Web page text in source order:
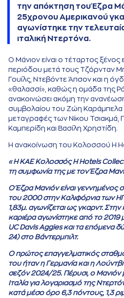
την απόκτηση του Έζρα
25χρονου Αμερικανού
αγωνίστηκε την
ιταλική Ντερτόνα.
Ο Μάνιον είναι ο τέταρτος ξένος
περιόδου μετά τους Τζόρνταν
Γουίλς, Ντεβόντε Άπσον και η
«θαλασσί», καθώς η ομάδα της
ανακοινώσει ακόμη την
συμβολαίου του Ζώη Καράμπελα
μεταγραφές των Νίκου Τσιακμά,
Καμπερίδη και Βασίλη Χρηστίδη.
Η ανακοίνωση του Κολοσσού H
«Η ΚΑΕ Κολοσσός H Hotels
τη συμφωνία της με τον Έζρα
Ο Έζρα Μανιόν είναι γεννημένος
του 2000 στην Καλιφόρνια των
1,83μ. αγωνίζεται ως γκαρντ.
καριέρα αγωνίστηκε από το 2019
UC Davis Aggies και τα επόμενα
24) στο Βάντερμπιλτ.
Ο πρώτος επαγγελματικός
του ήταν η Γερμανία και η
σεζόν 2024/25. Πέρυσι, ο Μανιόν
Ιταλία για λογαριασμό της
κατά μέσο όρο 6,3 πόντους, 1,3